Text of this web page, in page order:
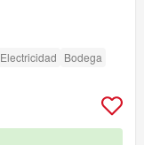
Electricidad Bodega